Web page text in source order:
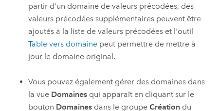
partir d'un domaine de valeurs précodées, des
valeurs précodées supplémentaires peuvent être
ajoutés à la liste de valeurs précodées et l'outil
Table vers domaine peut permettre de mettre à
jour le domaine original.
Vous pouvez également gérer des domaines dans
la vue Domaines qui apparaît en cliquant sur le
bouton Domaines dans le groupeCréation du